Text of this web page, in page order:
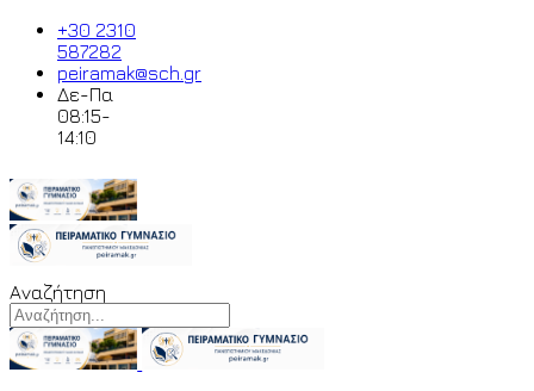
+30 2310
587282
peiramak@sch.gr
Δε-Πα
08:15-
14:10
Αναζήτηση